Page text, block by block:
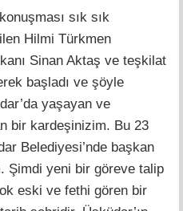
sık sık
Hilmi Türkmen
Sinan Aktaş ve teşkilat
başladı ve şöyle
yaşayan ve
bir kardeşinizim. Bu 23
Belediyesi’nde başkan
Şimdi yeni bir göreve talip
eski ve fethi gören bir